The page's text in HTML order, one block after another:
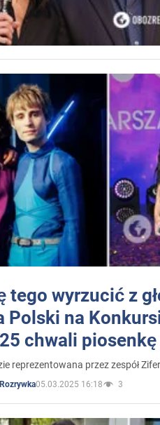
tego wyrzucić z
Polski na
chwali
reprezentowana przez zespół
Rozrywka05.03.2025 16:18 3